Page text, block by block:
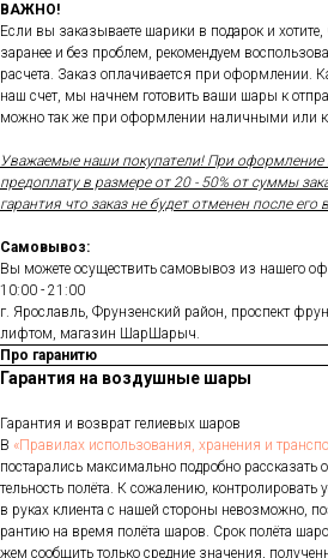
ВАЖНО!
Если вы заказываете шарики в подарок и
заранее и без проблем, рекомендуем
расчета. Заказ оплачивается при оформлении.
наш счет, мы начнем готовить ваши шары к
можно так же при оформлении наличными или
Уважаемые наши покупатели! При оформление
предоплату в размере от 20 - 50% от суммы
гарантия что заказ не будет отменен после
Самовывоз:
Вы можете осуществить самовывоз из нашего
10:00 - 21:00
г. Ярославль, Фрунзенский район, проспект
лифтом, магазин ШарШарыч.
Про гаранитю
Гарантия на воздушные шары
Га­ран­тия и воз­врат ге­ли­евых ша­ров
В «Пра­ви­лах ис­поль­зо­ва­ния, хра­не­ния и
пос­та­рались мак­си­маль­но под­робно
тель­ность по­лёта. К со­жале­нию,
в ру­ках кли­ен­та с на­шей сто­роны не­воз­можно,
ран­тию на вре­мя по­лёта ша­ров. Срок по­лёта
жем со­об­щить толь­ко сред­ние зна­чения,